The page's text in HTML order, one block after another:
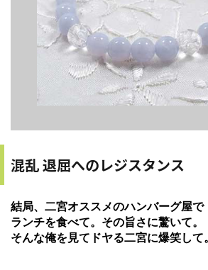
混乱 退屈へのレジスタンス
結局、二宮オススメのハンバーグ屋で
ランチを食べて。 その旨さに驚いて。
そんな俺を見てドヤる二宮に爆笑して